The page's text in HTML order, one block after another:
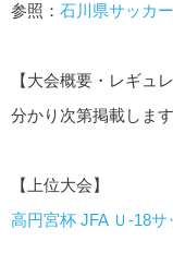
参照： 石川県サッカ
【大会概要・レギュ
分かり次第掲載しま
【上位大会】
高円宮杯 JFA Ｕ-18